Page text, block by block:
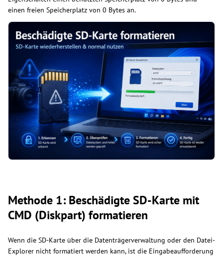
einen freien Speicherplatz von 0 Bytes an.
Methode 1: Beschädigte SD-Karte mit
CMD (Diskpart) formatieren
Wenn die SD-Karte über die Datenträgerverwaltung oder den Datei-
Explorer nicht formatiert werden kann, ist die Eingabeaufforderung